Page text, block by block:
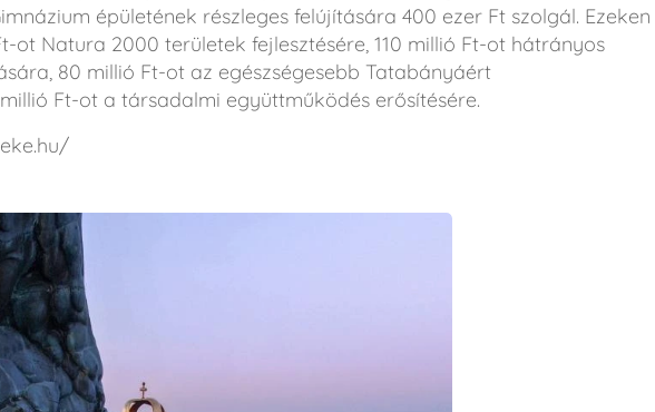
épületének részleges felújítására 400 ezer Ft szolgál. Ezeken
ot Natura 2000 területek fejlesztésére, 110 millió Ft-ot hátrányos
80 millió Ft-ot az egészségesebb Tatabányáért
Ft-ot a társadalmi együttműködés erősítésére.